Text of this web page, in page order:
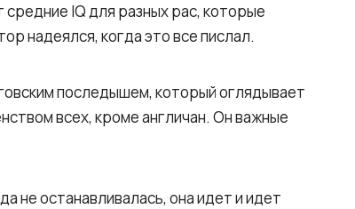
IQ для разных рас, которые
надеялся, когда это все пислал.
последышем, который оглядывает
всех, кроме англичан. Он важные
не останавливалась, она идет и идет